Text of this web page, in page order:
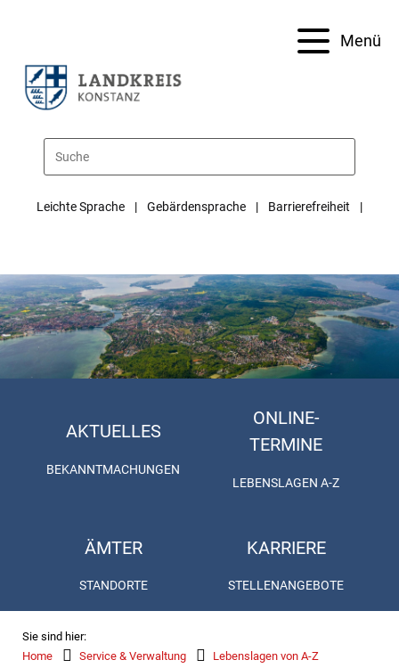
Menü
Leichte Sprache Gebärdensprache Barrierefreiheit
AKTUELLES
BEKANNTMACHUNGEN
ONLINE-
TERMINE
LEBENSLAGEN A-Z
ÄMTER
STANDORTE
KARRIERE
STELLENANGEBOTE
Sie sind hier:
Home
Service & Verwaltung
Lebenslagen von A-Z